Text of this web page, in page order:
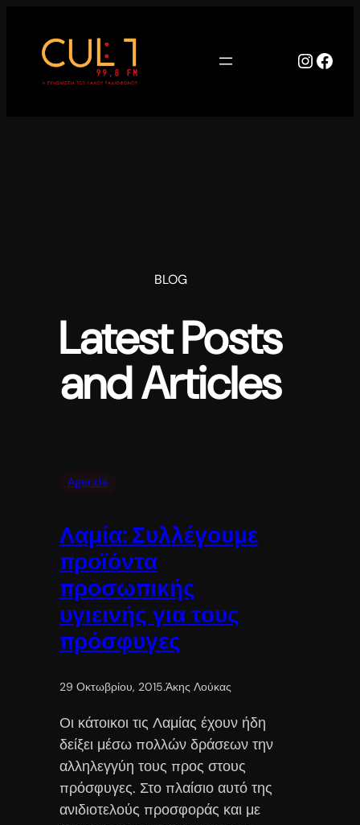
περιεχόμενο
BLOG
Latest Posts
and Articles
Agenda
Λαμία: Συλλέγουμε
προϊόντα
προσωπικής
υγιεινής για τους
πρόσφυγες
29 Οκτωβρίου, 2015.Άκης Λούκας
Οι κάτοικοι τις Λαμίας έχουν ήδη
δείξει μέσω πολλών δράσεων την
αλληλεγγύη τους προς στους
πρόσφυγες. Στο πλαίσιο αυτό της
ανιδιοτελούς προσφοράς και με